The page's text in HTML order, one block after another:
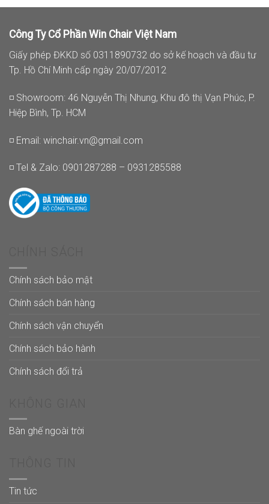
Công Ty Cổ Phần Win Chair Việt Nam
Giấy phép ĐKKD số 0311890732 do sở kế hoạch và đầu tư
Tp. Hồ Chí Minh cấp ngày 20/07/2012
◽ Showroom: 46 Nguyễn Thị Nhung, Khu đô thị Vạn Phúc, P.
Hiệp Bình, Tp. HCM
◽ Email: winchair.vn@gmail.com
◽ Tel & Zalo: 0901287288 – 0931285588
Chính sách bảo mật
Chính sách bán hàng
Chính sách vận chuyển
Chính sách bảo hành
Chính sách đổi trả
Bàn ghế ngoài trời
Tin tức